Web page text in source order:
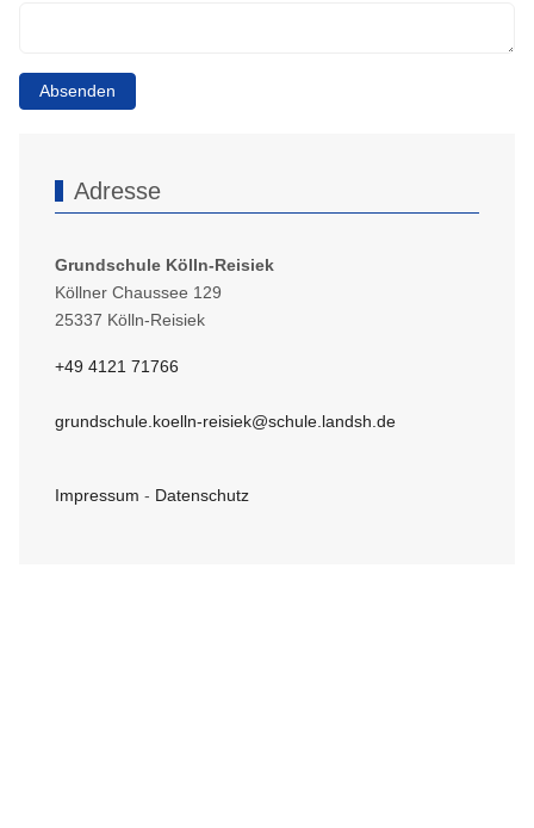
Absenden
Adresse
Grundschule Kölln-Reisiek
Köllner Chaussee 129
25337 Kölln-Reisiek
+49 4121 71766
grundschule.koelln-reisiek@schule.landsh.de
Impressum - Datenschutz